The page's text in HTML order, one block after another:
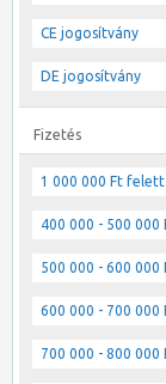
CE jogosítvány
DE jogosítvány
Fizetés
1 000 000 Ft felett
400 000 - 500 000
500 000 - 600 000
600 000 - 700 000
700 000 - 800 000